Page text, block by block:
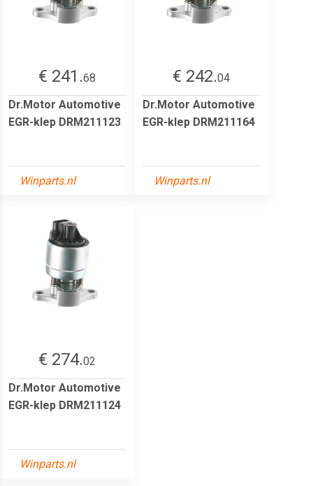
€ 241.68
Dr.Motor Automotive
EGR-klep DRM211123
Winparts.nl
€ 242.04
Dr.Motor Automotive
EGR-klep DRM211164
Winparts.nl
€ 274.02
Dr.Motor Automotive
EGR-klep DRM211124
Winparts.nl